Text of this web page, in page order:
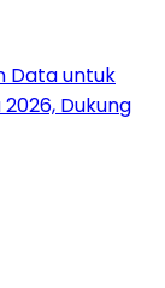
Data untuk
Dukung